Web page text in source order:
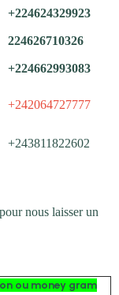
+224624329923
224626710326
+224662993083
+242064727777
+243811822602
pour nous laisser un
ou money gram